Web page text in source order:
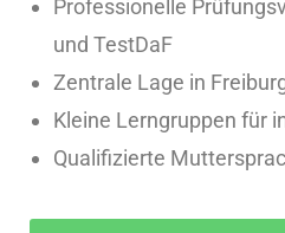
Professionelle
und TestDaF
Zentrale Lage in
Kleine Lerngruppen für
Qualifizierte